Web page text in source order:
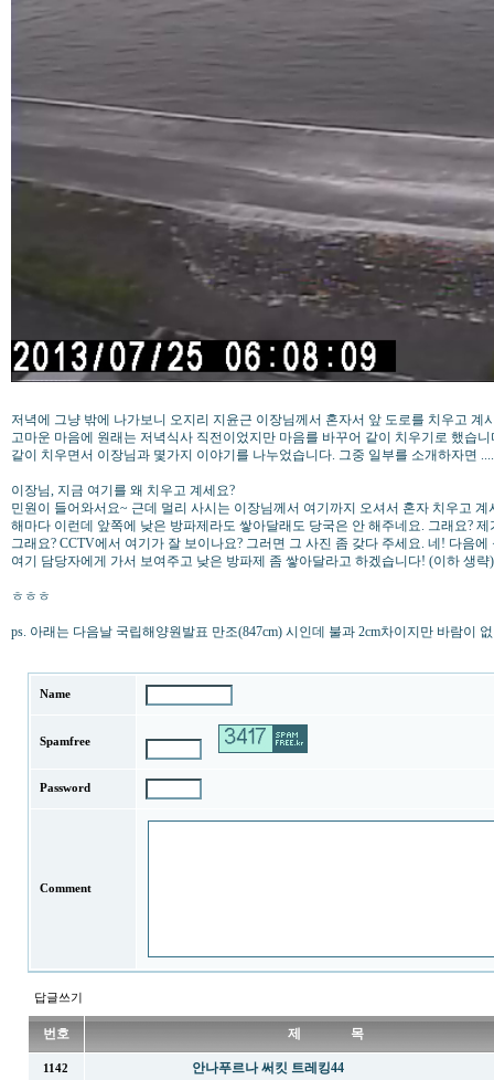
저녁에 그냥 밖에 나가보니 오지리 지윤근 이장님께서 혼자서 앞 도로를 치우고 계
고마운 마음에 원래는 저녁식사 직전이었지만 마음를 바꾸어 같이 치우기로 했습니
같이 치우면서 이장님과 몇가지 이야기를 나누었습니다. 그중 일부를 소개하자면
이장님, 지금 여기를 왜 치우고 계세요?
민원이 들어와서요~ 근데 멀리 사시는 이장님께서 여기까지 오셔서 혼자 치우고
해마다 이런데 앞쪽에 낮은 방파제라도 쌓아달래도 당국은 안 해주네요. 그래요?
그래요? CCTV에서 여기가 잘 보이나요? 그러면 그 사진 좀 갖다 주세요. 네! 다음
여기 담당자에게 가서 보여주고 낮은 방파제 좀 쌓아달라고 하겠습니다! (이하 생략)
ㅎㅎㅎ
ps. 아래는 다음날 국립해양원발표 만조(847cm) 시인데 불과 2cm차이지만 바람이
Name
Spamfree
Password
Comment
답글쓰기
번호 제 목
1142 안나푸르나 써킷 트레킹44